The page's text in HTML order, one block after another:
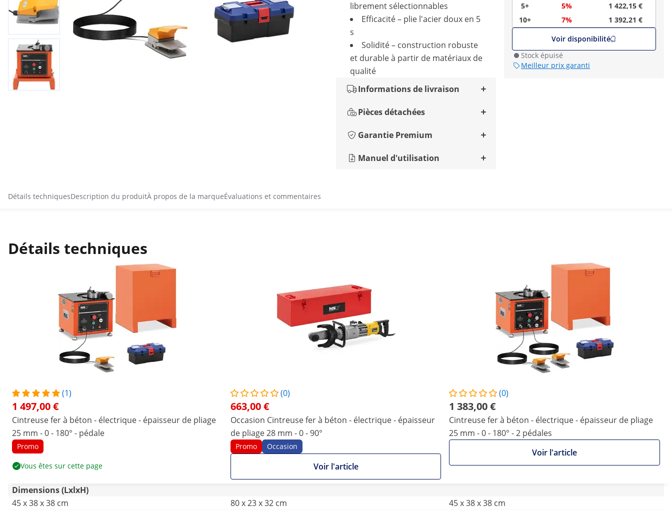
5+
5%
1 422,15 €
10+
7%
1 392,21 €
Voir disponibilité
Stock épuisé
Meilleur prix garanti
librement sélectionnables
Efficacité – plie l'acier doux en 5
s
Solidité – construction robuste
et durable à partir de matériaux de
qualité
Informations de livraison
Pièces détachées
Garantie Premium
Manuel d'utilisation
Détails techniquesDescription du produitÀ propos de la marqueÉvaluations et commentaires
Détails techniques
(1)
1 497,00 €
Cintreuse fer à béton - électrique - épaisseur de pliage
25 mm - 0 - 180° - pédale
Promo
Vous êtes sur cette page
(0)
663,00 €
Occasion Cintreuse fer à béton - électrique - épaisseur
de pliage 28 mm - 0 - 90°
Promo Occasion
Voir l'article
(0)
1 383,00 €
Cintreuse fer à béton - électrique - épaisseur de pliage
25 mm - 0 - 180° - 2 pédales
Voir l'article
Dimensions (LxlxH)
45 x 38 x 38 cm
80 x 23 x 32 cm
45 x 38 x 38 cm